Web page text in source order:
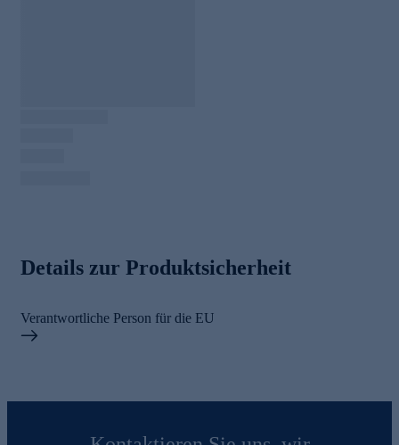
Details zur Produktsicherheit
Verantwortliche Person für die EU